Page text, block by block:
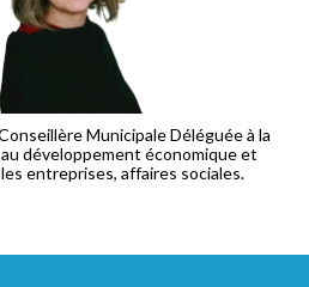
Municipale Déléguée à la
développement économique et
entreprises, affaires sociales.